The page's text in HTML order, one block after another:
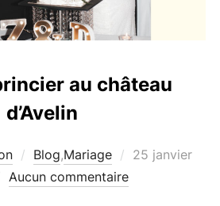
au château
d’Avelin
Blog,Mariage
Publié
25 janvier
Aucun commentaire